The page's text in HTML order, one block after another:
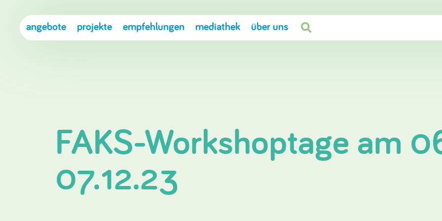
angebote projekte empfehlungen mediathek über uns 
FAKS-Workshoptage am
07.12.23